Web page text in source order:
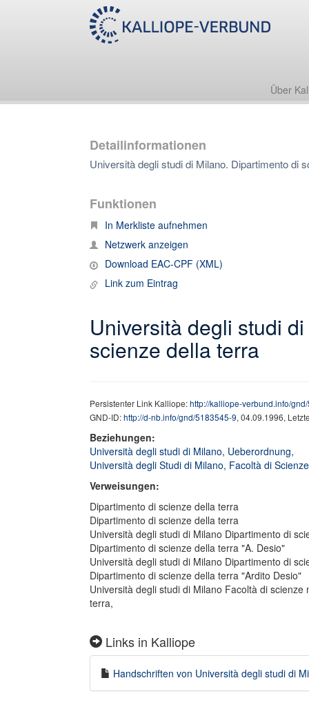
Über
Detailinformationen
Università degli studi di Milano. Dipartimento di
Funktionen
In Merkliste aufnehmen
Netzwerk anzeigen
Download EAC-CPF (XML)
Link zum Eintrag
Università degli studi
scienze della terra
Persistenter Link Kalliope:http://kalliope-verbund.info/
GND-ID:http://d-nb.info/gnd/5183545-9, 04.09.1996,
Beziehungen:
Università degli studi di Milano, Ueberordnung,
Università degli Studi di Milano, Facoltà di
Verweisungen:
Dipartimento di scienze della terra
Dipartimento di scienze della terra
Università degli studi di Milano Dipartimento di
Dipartimento di scienze della terra "A. Desio"
Università degli studi di Milano Dipartimento di
Dipartimento di scienze della terra "Ardito Desio"
Università degli studi di Milano Facoltà di
terra,
Links in Kalliope
Handschriften von Università degli studi di